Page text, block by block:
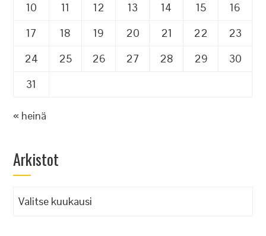
10
11 12 13 14 15
16
17
18 19 20 21 22
23
24
25 26 27 28 29
30
31
« heinä
Arkistot
Arkistot